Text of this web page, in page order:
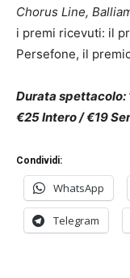
Chorus Line,
i premi ricevuti: il
Persefone, il
Durata spettacolo:
€25 Intero / €19
Condividi:
WhatsApp
Telegram